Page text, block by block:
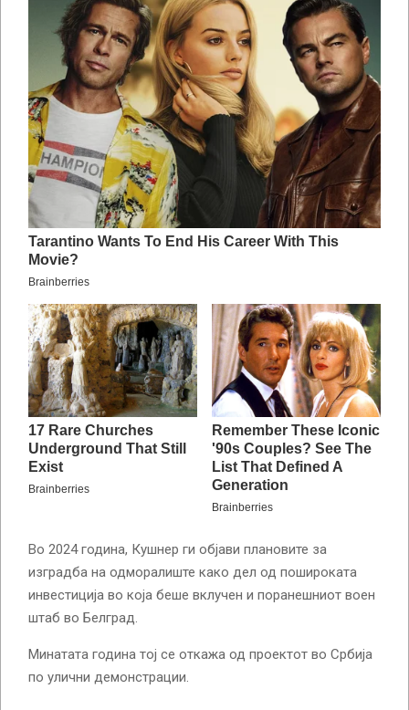
Во 2024 година, Кушнер ги објави плановите за
изградба на одморалиште како дел од пошироката
инвестиција во која беше вклучен и поранешниот воен
штаб во Белград.
Минатата година тој се откажа од проектот во Србија
по улични демонстрации.